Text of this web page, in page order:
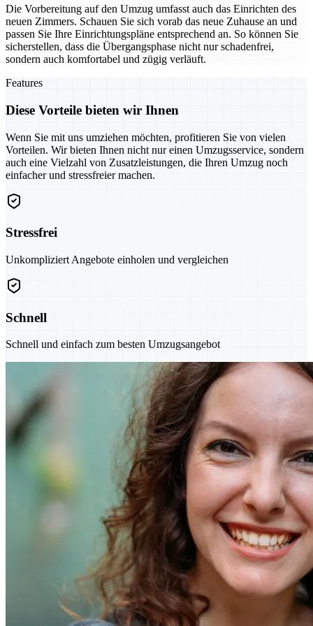
Die Vorbereitung auf den Umzug umfasst auch das Einrichten des
neuen Zimmers. Schauen Sie sich vorab das neue Zuhause an und
passen Sie Ihre Einrichtungspläne entsprechend an. So können Sie
sicherstellen, dass die Übergangsphase nicht nur schadenfrei,
sondern auch komfortabel und zügig verläuft.
Features
Diese Vorteile bieten wir Ihnen
Wenn Sie mit uns umziehen möchten, profitieren Sie von vielen
Vorteilen. Wir bieten Ihnen nicht nur einen Umzugsservice, sondern
auch eine Vielzahl von Zusatzleistungen, die Ihren Umzug noch
einfacher und stressfreier machen.
Stressfrei
Unkompliziert Angebote einholen und vergleichen
Schnell
Schnell und einfach zum besten Umzugsangebot